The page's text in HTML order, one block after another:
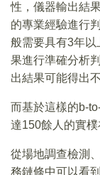
性，儀器輸出結
的專業經驗進行
般需要具有3年
果進行準確分析
出結果可能得出
而基於這樣的b-
達150餘人的實樸
從場地調查檢測
務鏈條中可以看